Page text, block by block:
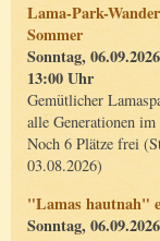
Lama-Park-
Sommer
Sonntag,
13:00 Uhr
Gemütlicher
alle Generationen im
Noch 6 Plätze frei
03.08.2026)
"Lamas hautnah"
Sonntag,